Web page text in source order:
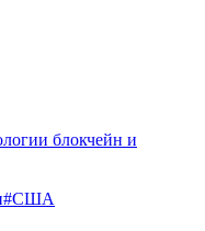
блокчейн и
#США